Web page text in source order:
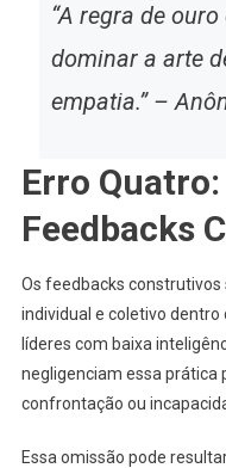
“A regra de
dominar a arte
empatia.” –
Erro
Feedbacks
Os feedbacks
individual e coletivo
líderes com baixa
negligenciam essa prática
confrontação ou
Essa omissão pode